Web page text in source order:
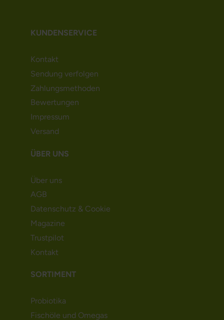
KUNDENSERVICE
Kontakt
Sendung verfolgen
Zahlungsmethoden
Bewertungen
Impressum
Versand
ÜBER UNS
Über uns
AGB
Datenschutz & Cookie
Magazine
Trustpilot
Kontakt
SORTIMENT
Probiotika
Fischöle und Omegas